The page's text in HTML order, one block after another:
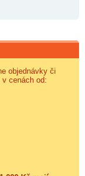
objednávky či
cenách od: